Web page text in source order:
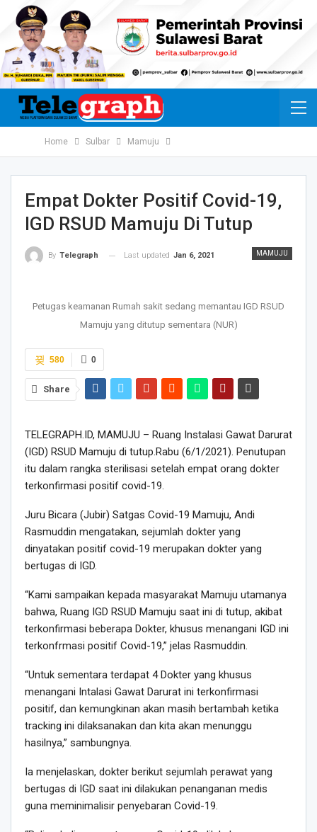
Home Sulbar Mamuju
Empat Dokter Positif Covid-19,
IGD RSUD Mamuju Di Tutup
MAMUJU
By Telegraph Last updated Jan 6, 2021
Petugas keamanan Rumah sakit sedang memantau IGD RSUD
Mamuju yang ditutup sementara (NUR)
0
580
Share
TELEGRAPH.ID, MAMUJU – Ruang Instalasi Gawat Darurat
(IGD) RSUD Mamuju di tutup.Rabu (6/1/2021). Penutupan
itu dalam rangka sterilisasi setelah empat orang dokter
terkonfirmasi positif covid-19.
Juru Bicara (Jubir) Satgas Covid-19 Mamuju, Andi
Rasmuddin mengatakan, sejumlah dokter yang
dinyatakan positif covid-19 merupakan dokter yang
bertugas di IGD.
“Kami sampaikan kepada masyarakat Mamuju utamanya
bahwa, Ruang IGD RSUD Mamuju saat ini di tutup, akibat
terkonfirmasi beberapa Dokter, khusus menangani IGD ini
terkonfrmasi positif Covid-19,” jelas Rasmuddin.
“Untuk sementara terdapat 4 Dokter yang khusus
menangani Intalasi Gawat Darurat ini terkonfirmasi
positif, dan kemungkinan akan masih bertambah ketika
tracking ini dilaksanakan dan kita akan menunggu
hasilnya,” sambungnya.
Ia menjelaskan, dokter berikut sejumlah perawat yang
bertugas di IGD saat ini dilakukan penanganan medis
guna meminimalisir penyebaran Covid-19.